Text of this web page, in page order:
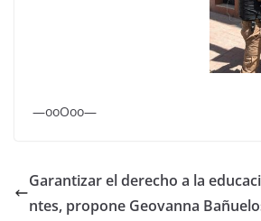
—ooOoo—
Garantizar el derecho a la
ntes, propone Geovanna